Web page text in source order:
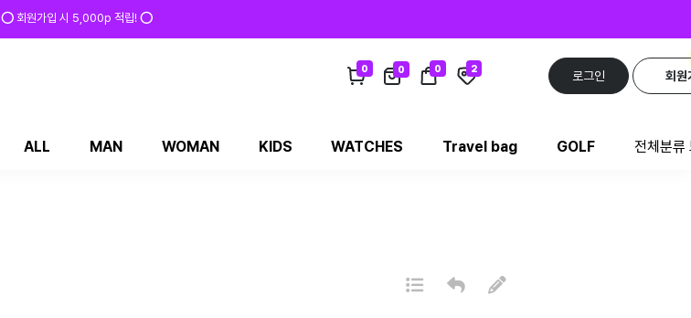
⭕ 회원가입 시 5,000p 적립! ⭕
0 0 0 2
로그인 회원
ALL MAN WOMAN KIDS WATCHES Travel bag GOLF 전체분류